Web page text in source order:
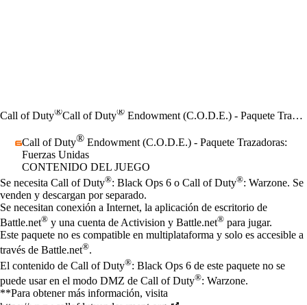
Call of Duty®Call of Duty® Endowment (C.O.D.E.) - Paquete Trazadoras: Fuerzas Unidas
Call of Duty® Endowment (C.O.D.E.) - Paquete Trazadoras:
Fuerzas Unidas
CONTENIDO DEL JUEGO
Precio
Available actions
Se necesita Call of Duty®: Black Ops 6 o Call of Duty®: Warzone. Se
venden y descargan por separado.
Se necesitan conexión a Internet, la aplicación de escritorio de
Battle.net® y una cuenta de Activision y Battle.net® para jugar.
Este paquete no es compatible en multiplataforma y solo es accesible a
través de Battle.net®.
El contenido de Call of Duty®: Black Ops 6 de este paquete no se
puede usar en el modo DMZ de Call of Duty®: Warzone.
**Para obtener más información, visita